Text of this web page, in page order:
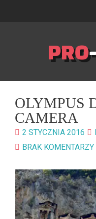
PRO
OLYMPUS
CAMERA
2 STYCZNIA 2016
BRAK KOMENTARZY